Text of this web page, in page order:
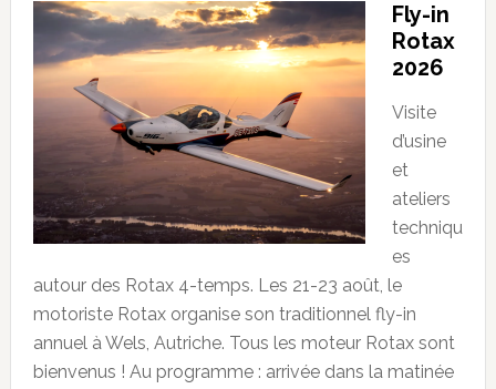
Fly-in
Rotax
2026
Visite
d’usine
et
ateliers
techniqu
es
autour des Rotax 4-temps. Les 21-23 août, le
motoriste Rotax organise son traditionnel fly-in
annuel à Wels, Autriche. Tous les moteur Rotax sont
bienvenus ! Au programme : arrivée dans la matinée